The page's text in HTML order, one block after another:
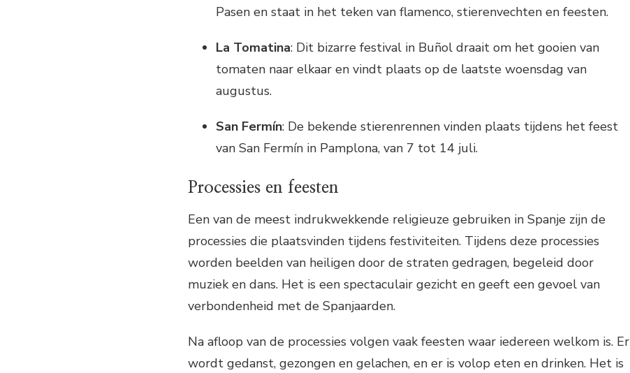
Pasen en staat in het teken van flamenco, stierenvechten en feesten.
La Tomatina: Dit bizarre festival in Buñol draait om het gooien van
tomaten naar elkaar en vindt plaats op de laatste woensdag van
augustus.
San Fermín: De bekende stierenrennen vinden plaats tijdens het feest
van San Fermín in Pamplona, van 7 tot 14 juli.
Processies en feesten
Een van de meest indrukwekkende religieuze gebruiken in Spanje zijn de
processies die plaatsvinden tijdens festiviteiten. Tijdens deze processies
worden beelden van heiligen door de straten gedragen, begeleid door
muziek en dans. Het is een spectaculair gezicht en geeft een gevoel van
verbondenheid met de Spanjaarden.
Na afloop van de processies volgen vaak feesten waar iedereen welkom is. Er
wordt gedanst, gezongen en gelachen, en er is volop eten en drinken. Het is